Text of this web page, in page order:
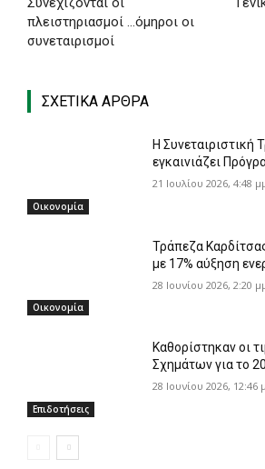
πλειστηριασμοί …όμηροι οι
συνεταιρισμοί
ΣΧΕΤΙΚΑ ΑΡΘΡΑ
Οικονομία
Η Συνεταιριστική
εγκαινιάζει
21 Ιουλίου 2026, 4:48
Οικονομία
Τράπεζα
με 17% αύξηση
28 Ιουνίου 2026, 2:20
Επιδοτήσεις
Καθορίστηκαν οι
Σχημάτων για το
28 Ιουνίου 2026, 12:46